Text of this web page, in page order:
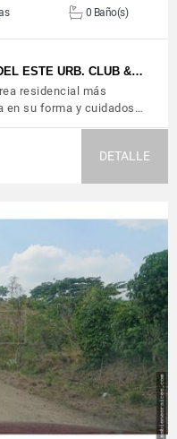
0 Baño(s)
ESTE URB. CLUB &…
residencial más
en su forma y cuidados…
DETALLE